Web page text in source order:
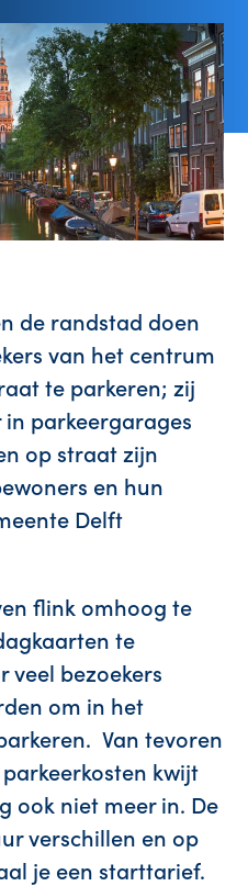
de randstad doen
van het centrum
te parkeren; zij
parkeergarages
op straat zijn
en hun
Delft
flink omhoog te
te
veel bezoekers
om in het
Van tevoren
kwijt
ook niet meer in. De
verschillen en op
je een starttarief.